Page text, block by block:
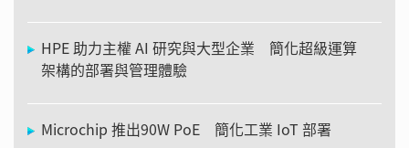
HPE 助力主權 AI 研究與大型企業 簡化超級運算
架構的部署與管理體驗
Microchip 推出90W PoE 簡化工業 IoT 部署